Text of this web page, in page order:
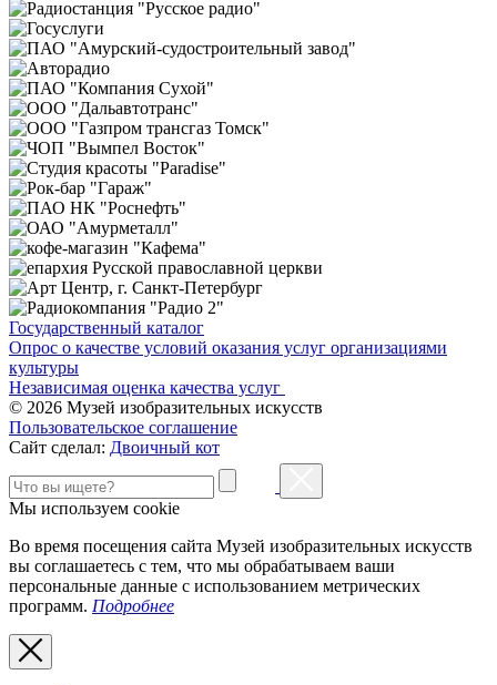
Государственный каталог
Опрос о качестве условий оказания услуг организациями
культуры
Независимая оценка качества услуг
© 2026 Музей изобразительных искусств
Пользовательское соглашение
Сайт сделал: Двоичный кот
Мы используем cookie
Во время посещения сайта Музей изобразительных искусств
вы соглашаетесь с тем, что мы обрабатываем ваши
персональные данные с использованием метрических
программ. Подробнее